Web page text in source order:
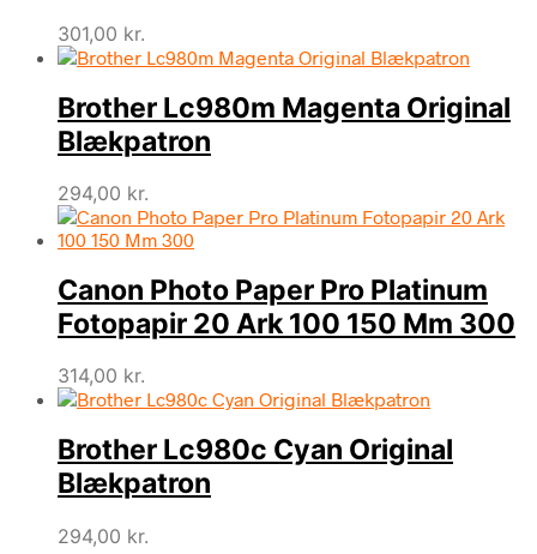
301,00 kr.
Brother Lc980m Magenta Original
Blækpatron
294,00 kr.
Canon Photo Paper Pro Platinum
Fotopapir 20 Ark 100 150 Mm 300
314,00 kr.
Brother Lc980c Cyan Original
Blækpatron
294,00 kr.